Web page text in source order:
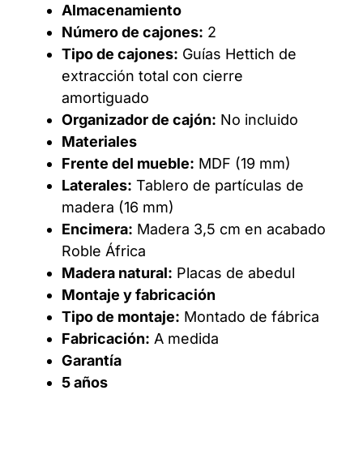
Almacenamiento
Número de cajones: 2
Tipo de cajones: Guías Hettich de
extracción total con cierre
amortiguado
Organizador de cajón: No incluido
Materiales
Frente del mueble: MDF (19 mm)
Laterales: Tablero de partículas de
madera (16 mm)
Encimera: Madera 3,5 cm en acabado
Roble África
Madera natural: Placas de abedul
Montaje y fabricación
Tipo de montaje: Montado de fábrica
Fabricación: A medida
Garantía
5 años